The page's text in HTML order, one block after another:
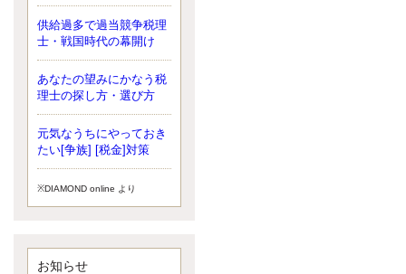
ップしようと思いましたが、そこ
はセンスある後のブロガーに任せ
ようと思います。
更新:2017年5月1日(大阪市北区)
---------------------
サクセス会計事務所
サクセス税理士のお役立ち
ブログ
平成２７年１月１日以降開始の相
続より、相続税の基礎控除額（相
続税が課税されない遺産の上限
しています。
更新:2017年5月1日(大阪市中央区)
供給過多で過当競争税理
士・戦国時代の幕開け
あなたの望みにかなう税
理士の探し方・選び方
元気なうちにやっておき
たい[争族] [税金]対策
※DIAMOND online より
お知らせ